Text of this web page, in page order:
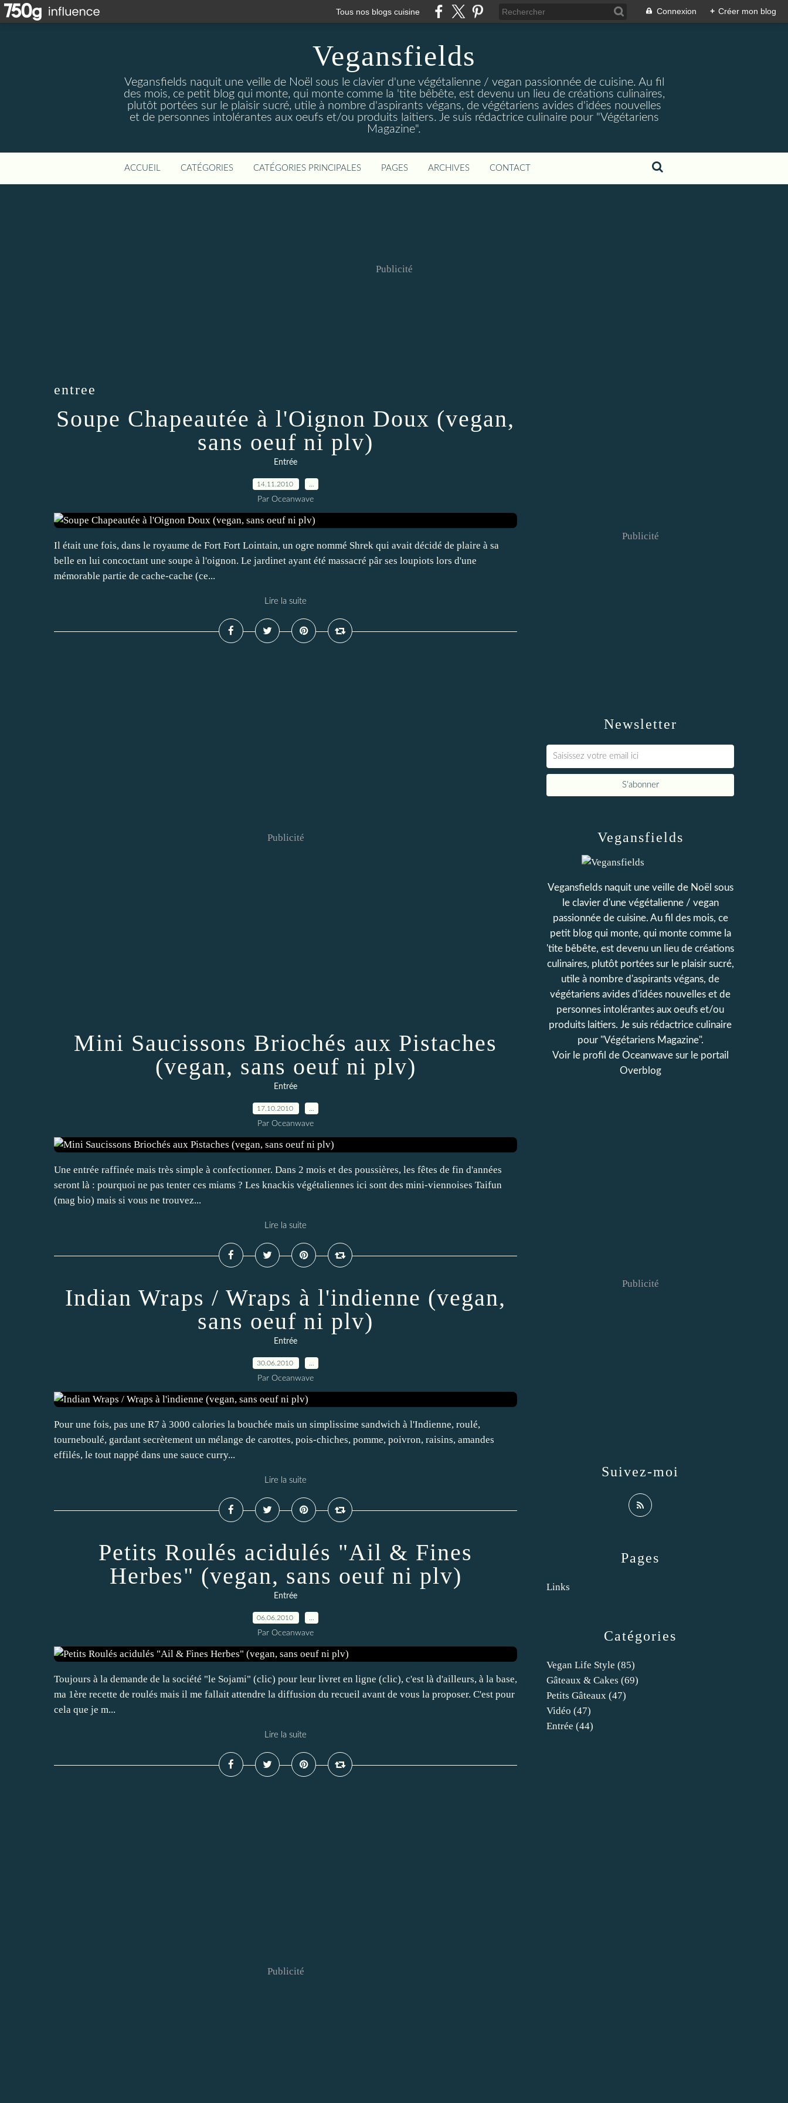
Tous nos blogs cuisine Connexion + Créer mon blog
Vegansfields
Vegansfields naquit une veille de Noël sous le clavier d'une végétalienne / vegan passionnée de cuisine. Au fil
des mois, ce petit blog qui monte, qui monte comme la 'tite bêbête, est devenu un lieu de créations culinaires,
plutôt portées sur le plaisir sucré, utile à nombre d'aspirants végans, de végétariens avides d'idées nouvelles
et de personnes intolérantes aux oeufs et/ou produits laitiers. Je suis rédactrice culinaire pour "Végétariens
Magazine".
ACCUEIL CATÉGORIES CATÉGORIES PRINCIPALES PAGES ARCHIVES CONTACT
Publicité
entree
Soupe Chapeautée à l'Oignon Doux (vegan,
sans oeuf ni plv)
Entrée
14.11.2010
Par Oceanwave
Il était une fois, dans le royaume de Fort Fort Lointain, un ogre nommé Shrek qui avait décidé de plaire à sa
belle en lui concoctant une soupe à l'oignon. Le jardinet ayant été massacré pâr ses loupiots lors d'une
mémorable partie de cache-cache (ce...
Lire la suite
Publicité
Mini Saucissons Briochés aux Pistaches
(vegan, sans oeuf ni plv)
Entrée
17.10.2010
Par Oceanwave
Une entrée raffinée mais très simple à confectionner. Dans 2 mois et des poussières, les fêtes de fin d'années
seront là : pourquoi ne pas tenter ces miams ? Les knackis végétaliennes ici sont des mini-viennoises Taifun
(mag bio) mais si vous ne trouvez...
Lire la suite
Indian Wraps / Wraps à l'indienne (vegan,
sans oeuf ni plv)
Entrée
30.06.2010
Par Oceanwave
Pour une fois, pas une R7 à 3000 calories la bouchée mais un simplissime sandwich à l'Indienne, roulé,
tourneboulé, gardant secrètement un mélange de carottes, pois-chiches, pomme, poivron, raisins, amandes
effilés, le tout nappé dans une sauce curry...
Lire la suite
Petits Roulés acidulés "Ail & Fines
Herbes" (vegan, sans oeuf ni plv)
Entrée
06.06.2010
Par Oceanwave
Toujours à la demande de la société "le Sojami" (clic) pour leur livret en ligne (clic), c'est là d'ailleurs, à la base,
ma 1ère recette de roulés mais il me fallait attendre la diffusion du recueil avant de vous la proposer. C'est pour
cela que je m...
Lire la suite
Publicité
Newsletter
Publicité
Catégories
Vegan Life Style (85)
Gâteaux & Cakes (69)
Petits Gâteaux (47)
Vidéo (47)
Entrée (44)
Pages
Links
Vegansfields
Vegansfields naquit une veille de Noël sous
le clavier d'une végétalienne / vegan
passionnée de cuisine. Au fil des mois, ce
petit blog qui monte, qui monte comme la
'tite bêbête, est devenu un lieu de créations
culinaires, plutôt portées sur le plaisir sucré,
utile à nombre d'aspirants végans, de
végétariens avides d'idées nouvelles et de
personnes intolérantes aux oeufs et/ou
produits laitiers. Je suis rédactrice culinaire
pour "Végétariens Magazine".
Voir le profil de Oceanwavesur le portail
Overblog
Suivez-moi
Publicité